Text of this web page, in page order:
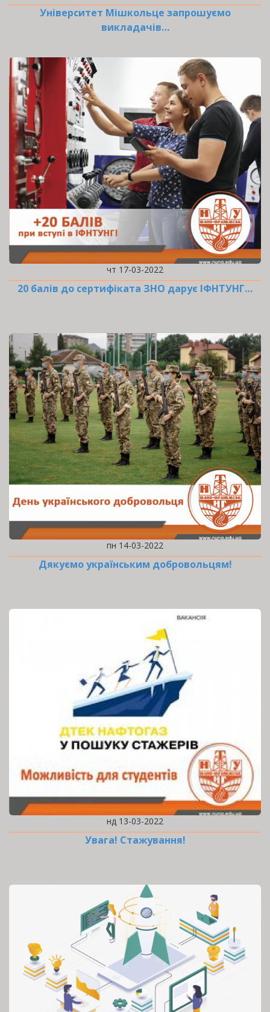
Університет Мішкольце запрошуємо
викладачів…
чт 17-03-2022
20 балів до сертифіката ЗНО дарує ІФНТУНГ…
пн 14-03-2022
Дякуємо українським добровольцям!
нд 13-03-2022
Увага! Стажування!